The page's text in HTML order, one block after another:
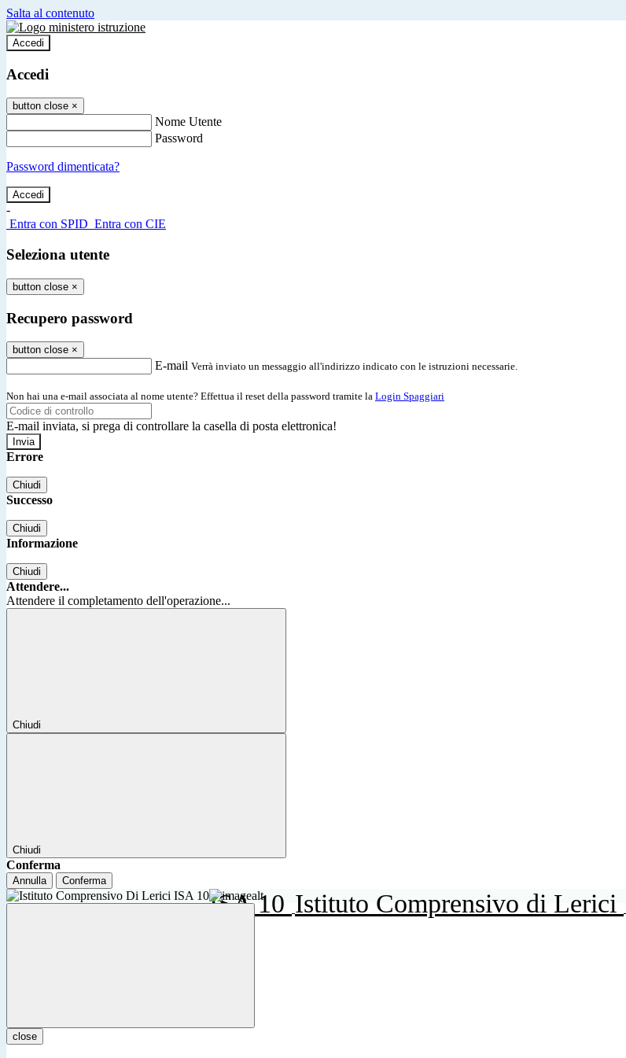
Salta al contenuto
Accedi
Accedi
button close ×
Nome Utente
Password
Password dimenticata?
-
Entra con SPID Entra con CIE
Seleziona utente
button close ×
Recupero password
button close ×
E-mail Verrà inviato un messaggio all'indirizzo indicato con le istruzioni necessarie.
Non hai una e-mail associata al nome utente? Effettua il reset della password tramite la Login Spaggiari
E-mail inviata, si prega di controllare la casella di posta elettronica!
Errore
Chiudi
Successo
Chiudi
Informazione
Chiudi
Attendere...
Attendere il completamento dell'operazione...
Chiudi
Chiudi
Conferma
Annulla Conferma
ISA 10 Istituto Comprensivo di Lerici
close